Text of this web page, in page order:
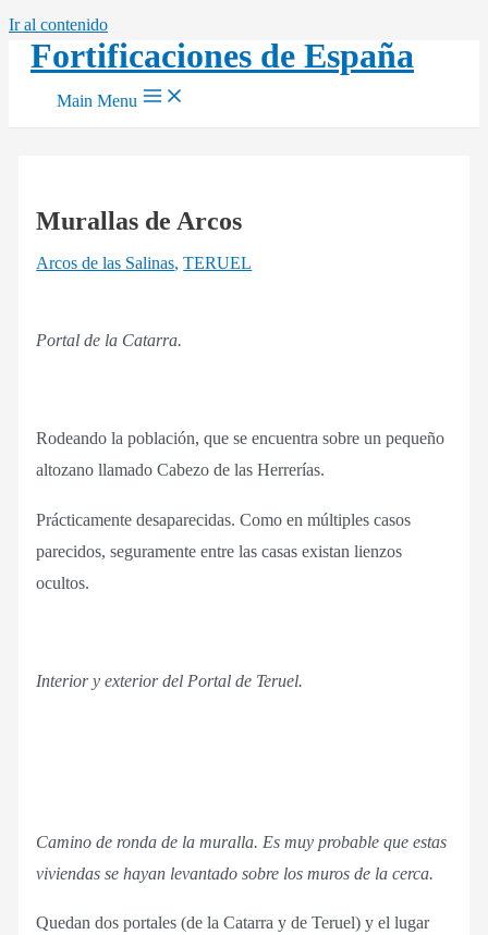
Ir al contenido
Fortificaciones de España
Main Menu
Murallas de Arcos
Arcos de las Salinas,TERUEL
Portal de la Catarra.
Rodeando la población, que se encuentra sobre un pequeño
altozano llamado Cabezo de las Herrerías.
Prácticamente desaparecidas. Como en múltiples casos
parecidos, seguramente entre las casas existan lienzos
ocultos.
Interior y exterior del Portal de Teruel.
Camino de ronda de la muralla. Es muy probable que estas
viviendas se hayan levantado sobre los muros de la cerca.
Quedan dos portales (de la Catarra y de Teruel) y el lugar